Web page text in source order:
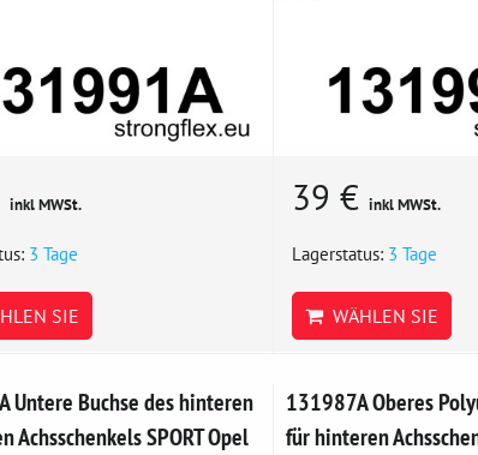
inkl MWSt.
3 Tage
SIE
39 €inkl MWSt.
Lagerstatus: 3 Tage
WÄHLEN SIE
Untere Buchse des hinteren
Achsschenkels SPORT Opel
131987A Oberes
für hinteren